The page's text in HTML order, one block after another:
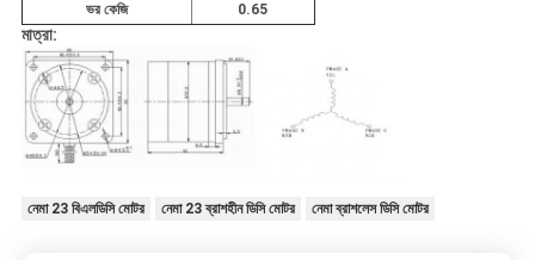
ভর কেজি
0.65
মাত্রা:
নেমা 23 বিএলডিসি মোটর নেমা 23 ব্রাশহীন ডিসি মোটর নেমা ব্রাশলেস ডিসি মোটর